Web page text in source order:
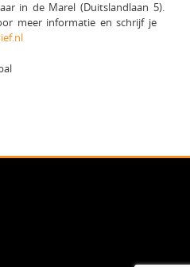
in de Marel (Duitslandlaan 5).
meer informatie en schrijf je